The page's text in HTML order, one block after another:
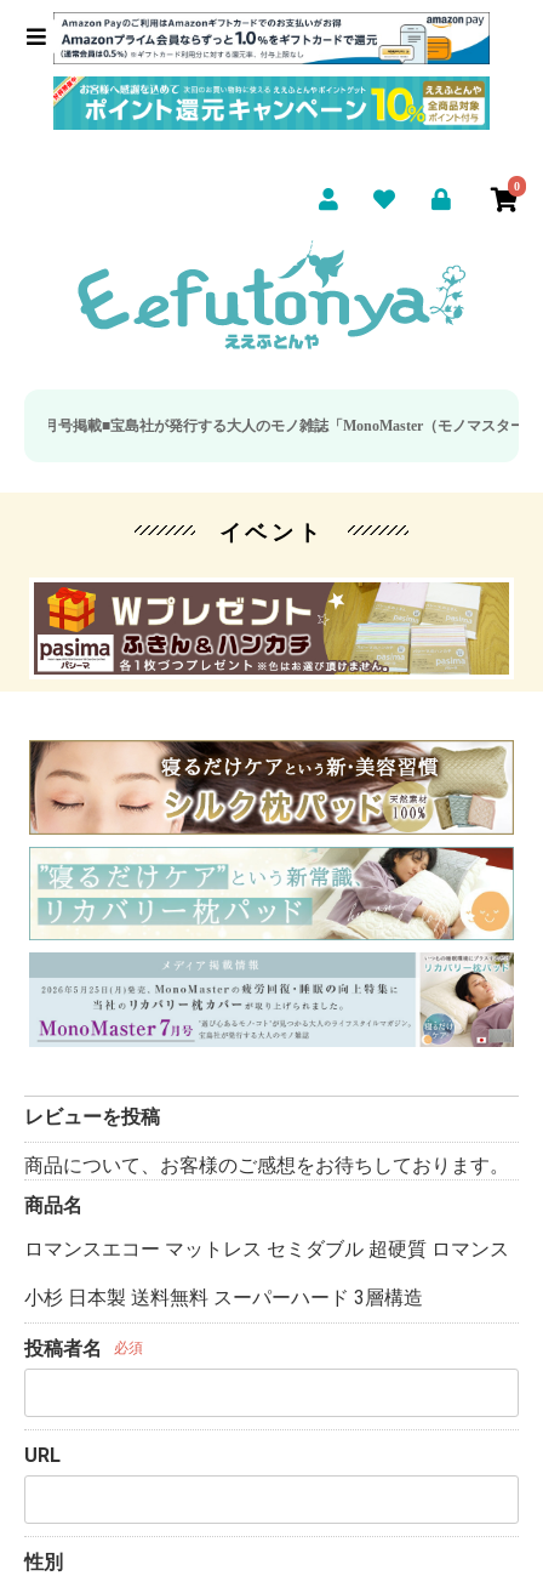
0
宝島社が発行する大人のモノ雑誌「MonoMaster（モノマスター）」の疲
イベント
レビューを投稿
商品について、お客様のご感想をお待ちしております。
商品名
ロマンスエコー マットレス セミダブル 超硬質 ロマンス
小杉 日本製 送料無料 スーパーハード 3層構造
投稿者名 必須
URL
性別